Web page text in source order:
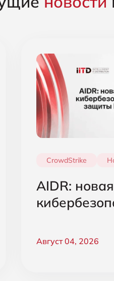
CrowdStrike
AIDR:
Август 04, 2026